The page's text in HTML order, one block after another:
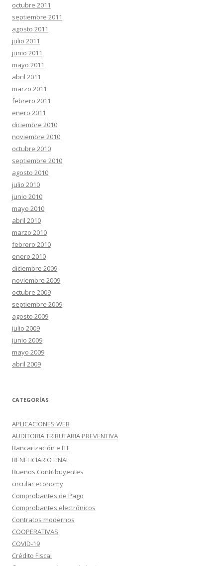
octubre 2011
septiembre 2011
agosto 2011
julio 2011
junio 2011
mayo 2011
abril 2011
marzo 2011
febrero 2011
enero 2011
diciembre 2010
noviembre 2010
octubre 2010
septiembre 2010
agosto 2010
julio 2010
junio 2010
mayo 2010
abril 2010
marzo 2010
febrero 2010
enero 2010
diciembre 2009
noviembre 2009
octubre 2009
septiembre 2009
agosto 2009
julio 2009
junio 2009
mayo 2009
abril 2009
CATEGORÍAS
APLICACIONES WEB
AUDITORIA TRIBUTARIA PREVENTIVA
Bancarización e ITF
BENEFICIARIO FINAL
Buenos Contribuyentes
circular economy
Comprobantes de Pago
Comprobantes electrónicos
Contratos modernos
COOPERATIVAS
COVID-19
Crédito Fiscal